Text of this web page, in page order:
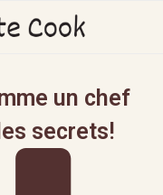
un chef
secrets!